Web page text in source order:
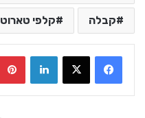
קבלה קלפי טארוט
LinkedIn